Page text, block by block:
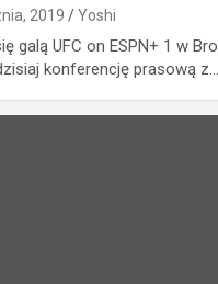
2019 Yoshi
galą UFC on ESPN+ 1 w
konferencję prasową z…